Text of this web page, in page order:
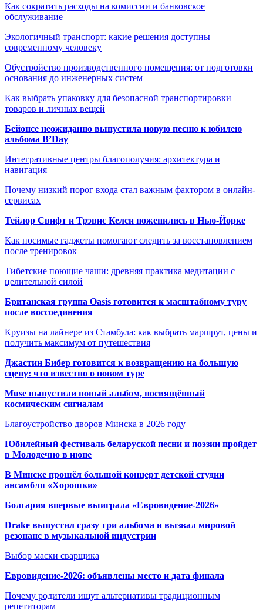
Как сократить расходы на комиссии и банковское
обслуживание
Экологичный транспорт: какие решения доступны
современному человеку
Обустройство производственного помещения: от подготовки
основания до инженерных систем
Как выбрать упаковку для безопасной транспортировки
товаров и личных вещей
Бейонсе неожиданно выпустила новую песню к юбилею
альбома B’Day
Интегративные центры благополучия: архитектура и
навигация
Почему низкий порог входа стал важным фактором в онлайн-
сервисах
Тейлор Свифт и Трэвис Келси поженились в Нью-Йорке
Как носимые гаджеты помогают следить за восстановлением
после тренировок
Тибетские поющие чаши: древняя практика медитации с
целительной силой
Британская группа Oasis готовится к масштабному туру
после воссоединения
Круизы на лайнере из Стамбула: как выбрать маршрут, цены и
получить максимум от путешествия
Джастин Бибер готовится к возвращению на большую
сцену: что известно о новом туре
Muse выпустили новый альбом, посвящённый
космическим сигналам
Благоустройство дворов Минска в 2026 году
Юбилейный фестиваль беларуской песни и поэзии пройдет
в Молодечно в июне
В Минске прошёл большой концерт детской студии
ансамбля «Хорошки»
Болгария впервые выиграла «Евровидение-2026»
Drake выпустил сразу три альбома и вызвал мировой
резонанс в музыкальной индустрии
Выбор маски сварщика
Евровидение-2026: объявлены место и дата финала
Почему родители ищут альтернативы традиционным
репетиторам